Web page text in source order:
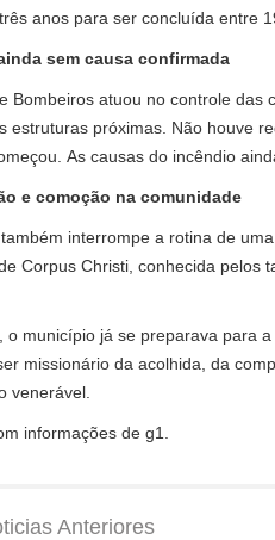
anos para ser concluída entre
sem causa confirmada
Bombeiros atuou no controle das
estruturas próximas. Não houve
As causas do incêndio
e comoção na comunidade
interrompe a rotina de
Corpus Christi, conhecida pelos
o município já se preparava para
missionário da acolhida, da
venerável.
informações de g1.
Anteriores